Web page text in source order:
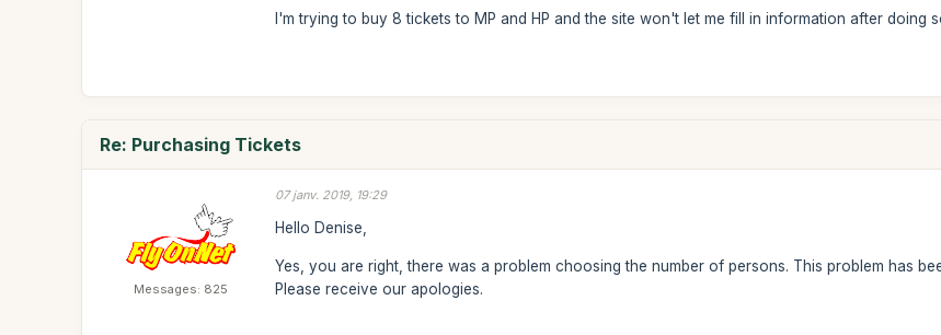
I'm trying to buy 8 tickets to MP and HP and the site won't let me fill in information after doing
Re: Purchasing Tickets
Messages: 825
07 janv. 2019, 19:29
Hello Denise,
Yes, you are right, there was a problem choosing the number of persons. This problem has
Please receive our apologies.